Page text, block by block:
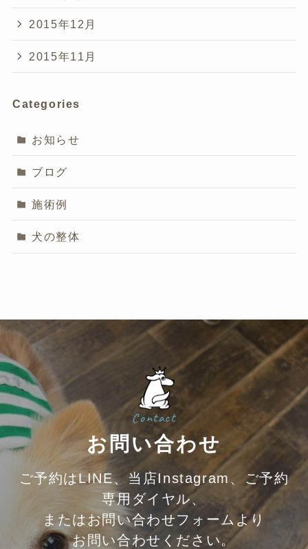
2015年12月
2015年11月
Categories
お知らせ
ブログ
施術例
犬の整体
Contact
お問い合わせ
ご予約はLINE、当店Instagram、ご予約
専用ダイヤル、
またはお問い合わせフォームより
お問い合わせください。